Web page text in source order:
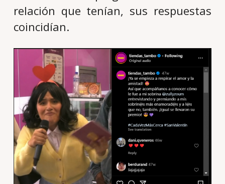
relación que tenían, sus respuestas
coincidían.